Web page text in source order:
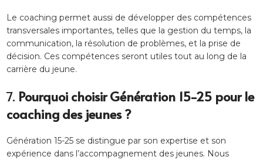
Le coaching permet aussi de développer des compétences
transversales importantes, telles que la gestion du temps, la
communication, la résolution de problèmes, et la prise de
décision. Ces compétences seront utiles tout au long de la
carrière du jeune.
7. Pourquoi choisir Génération 15-25 pour le
coaching des jeunes ?
Génération 15-25 se distingue par son expertise et son
expérience dans l’accompagnement des jeunes. Nous